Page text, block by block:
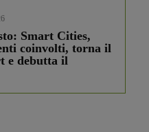
Smart Cities,
coinvolti, torna il
e debutta il